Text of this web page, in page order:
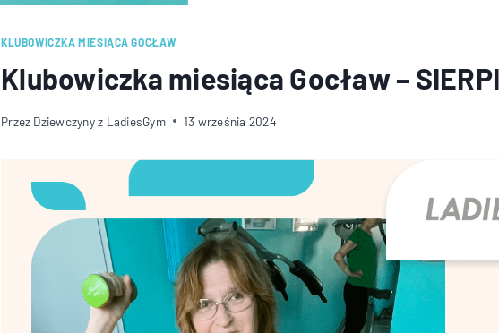
KLUBOWICZKA MIESIĄCA GOCŁAW
Klubowiczka miesiąca Gocław –
Przez Dziewczyny z LadiesGym 13 września 2024